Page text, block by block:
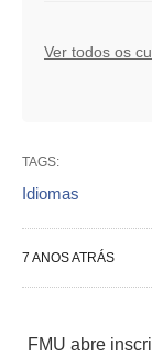
Ver todos os
TAGS:
Idiomas
7 ANOS ATRÁS
FMU abre